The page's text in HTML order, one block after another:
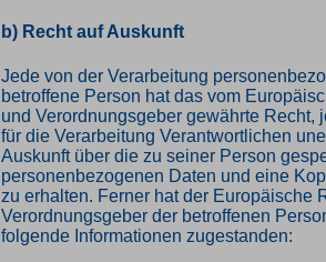
b) Recht auf Auskunft
Jede von der Verarbeitung
betroffene Person hat das vom
und Verordnungsgeber gewährte Recht,
für die Verarbeitung Verantwortlichen
Auskunft über die zu seiner Person
personenbezogenen Daten und eine
zu erhalten. Ferner hat der Europäische
Verordnungsgeber der betroffenen
folgende Informationen zugestanden: